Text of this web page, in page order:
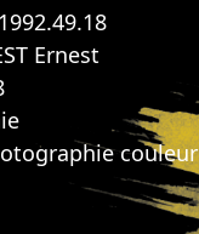
1992.49.18
Ernest
couleur